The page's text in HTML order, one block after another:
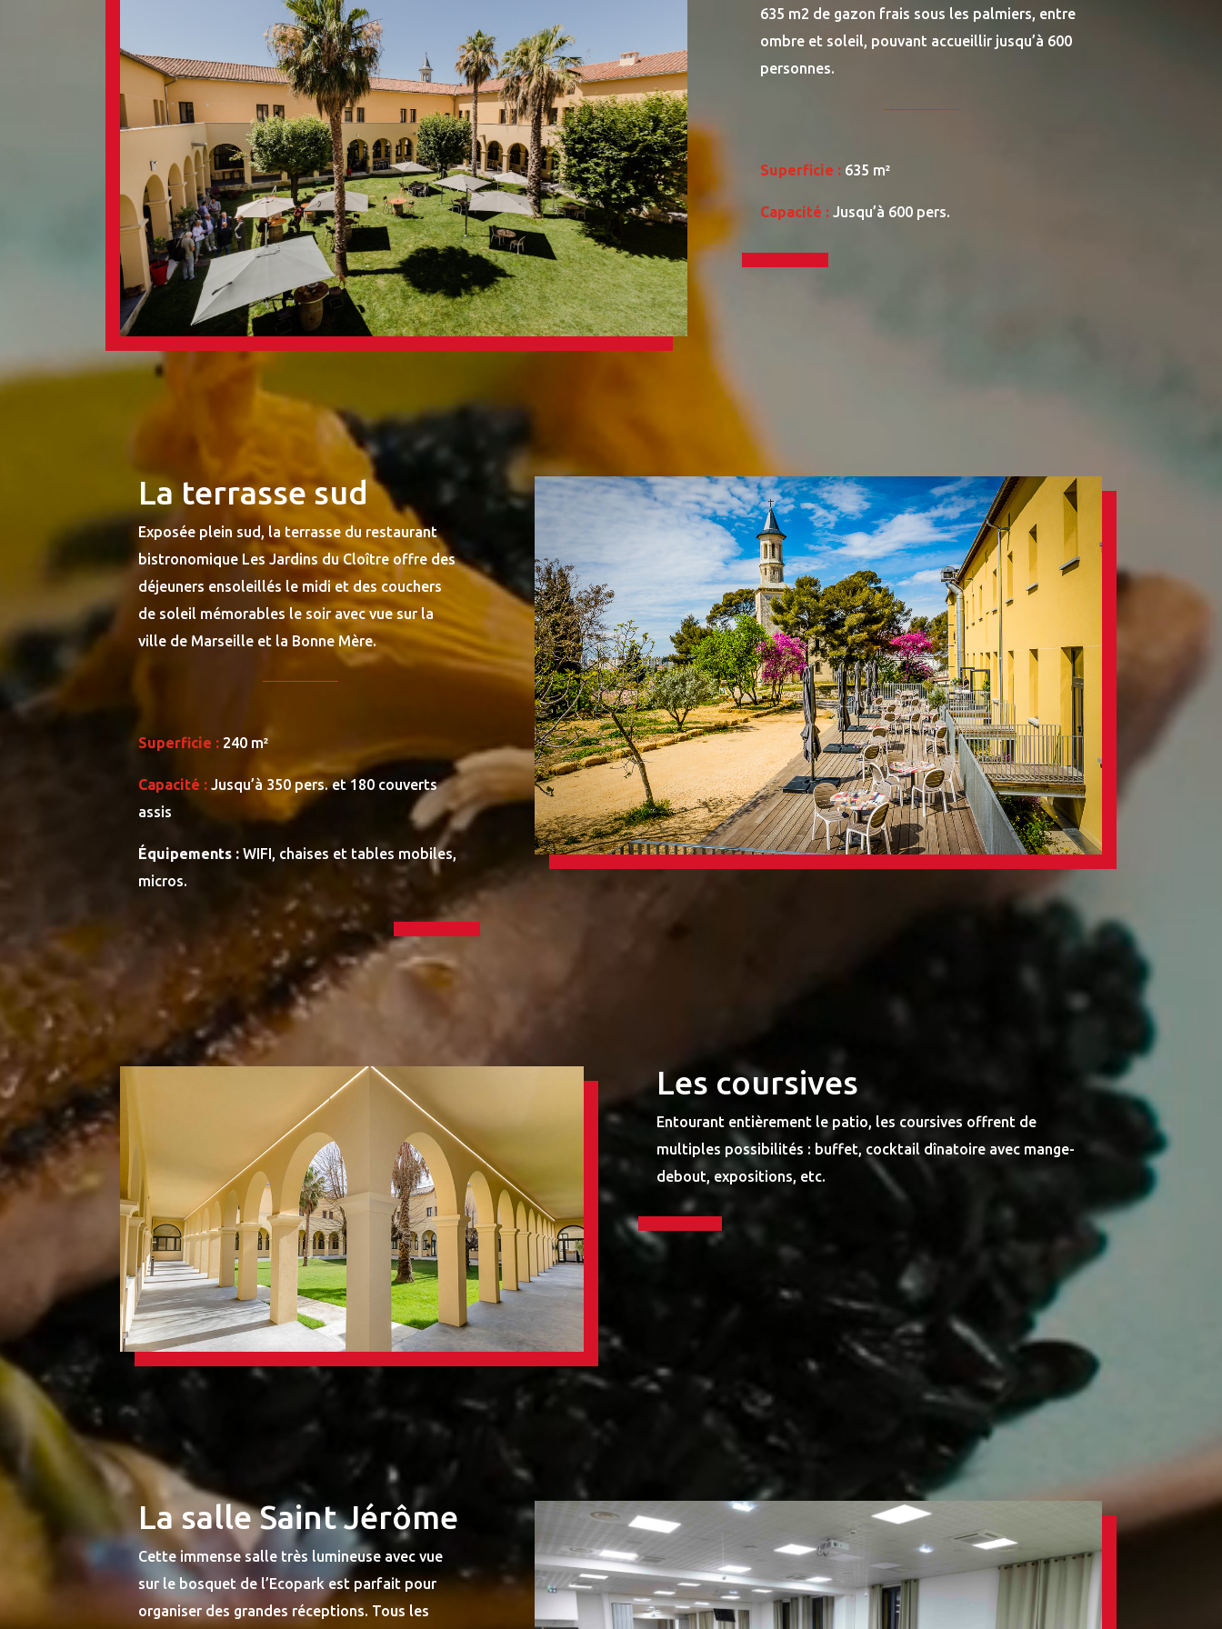
635 m2 de gazon frais sous les palmiers, entre
ombre et soleil, pouvant accueillir jusqu’à 600
personnes.
Superficie : 635 m²
Capacité : Jusqu’à 600 pers.
La terrasse sud
Exposée plein sud, la terrasse du restaurant
bistronomique Les Jardins du Cloître offre des
déjeuners ensoleillés le midi et des couchers
de soleil mémorables le soir avec vue sur la
ville de Marseille et la Bonne Mère.
Superficie : 240 m²
Capacité : Jusqu’à 350 pers. et 180 couverts
assis
Équipements : WIFI, chaises et tables mobiles,
micros.
Les coursives
Entourant entièrement le patio, les coursives offrent de
multiples possibilités : buffet, cocktail dînatoire avec mange-
debout, expositions, etc.
La salle Saint Jérôme
Cette immense salle très lumineuse avec vue
sur le bosquet de l’Ecopark est parfait pour
organiser des grandes réceptions. Tous les